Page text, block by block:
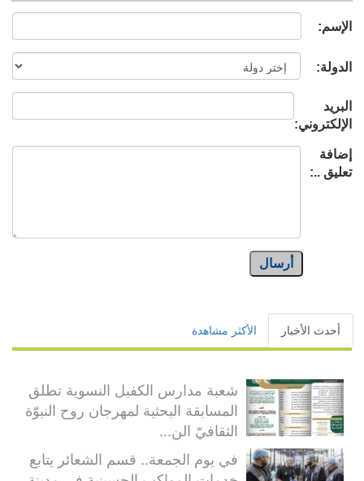
الإسم:
الدولة:
البريد
الإلكتروني:
إضافة
تعليق ..:
أرسال
أحدث الأخبار الأكثر مشاهدة
شعبة مدارس الكفيل النسوية تطلق
المسابقة البحثية لمهرجان روح النبوّة
الثقافيّ الن...
في يوم الجمعة.. قسم الشعائر يتابع